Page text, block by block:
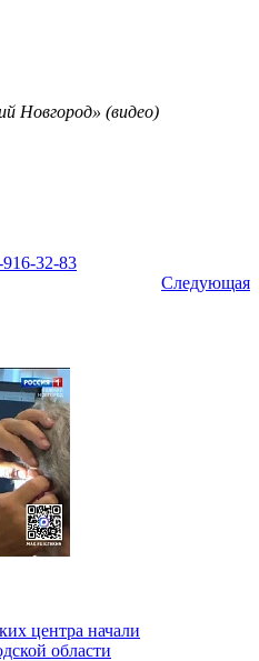
Новгород» (видео)
32-83
Следующая
центра начали
области